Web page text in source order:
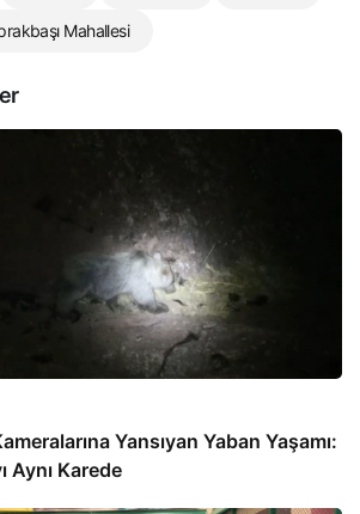
Mahallesi
Yansıyan Yaban Yaşamı:
Aynı Karede